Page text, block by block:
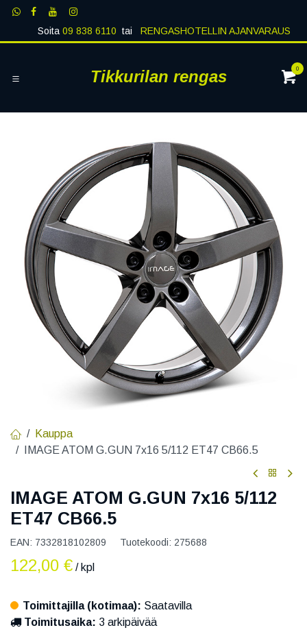
Siirry sisältöön
Soita09 838 6110 tai RENGASHOTELLIN AJANVARAUS
Tikkurilan rengas 0
Kauppa
IMAGE ATOM G.GUN 7x16 5/112 ET47 CB66.5
IMAGE ATOM G.GUN 7x16 5/112
ET47 CB66.5
EAN: 7332818102809 Tuotekoodi: 275688
122,00 € / kpl
Toimittajilla (kotimaa): Saatavilla
Toimitusaika: 3 arkipäivää